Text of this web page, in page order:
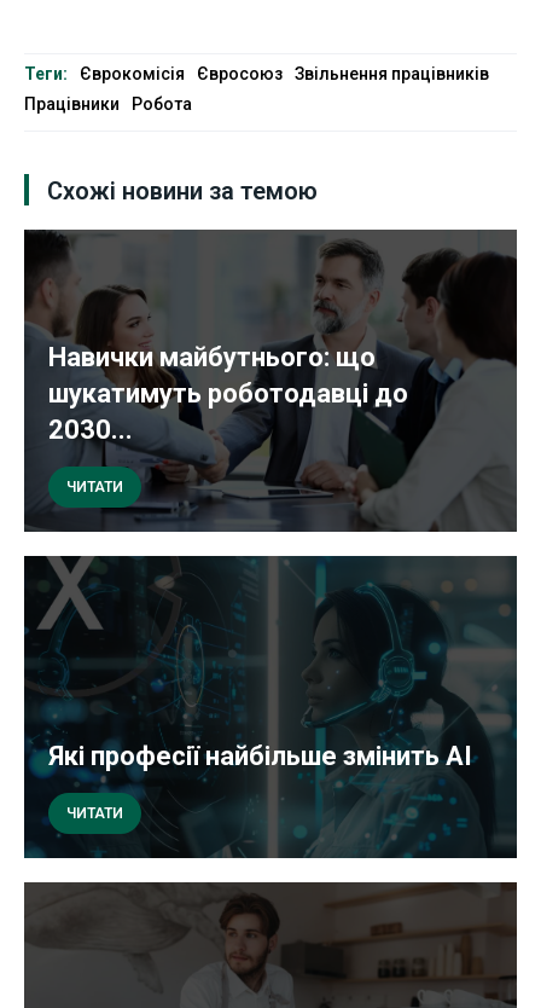
Теги: Єврокомісія Євросоюз
Звільнення працівників
Працівники
Робота
Схожі новини за темою
Навички майбутнього: що
шукатимуть роботодавці до
2030...
ЧИТАТИ
Які професії найбільше змінить AI
ЧИТАТИ